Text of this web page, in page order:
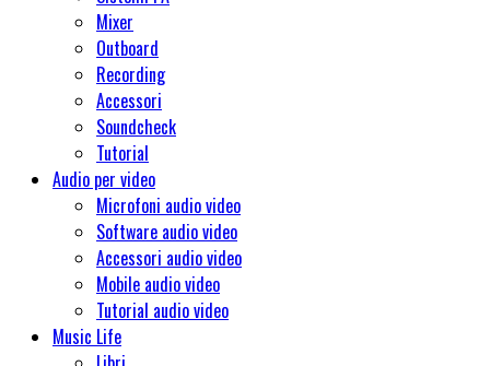
Mixer
Outboard
Recording
Accessori
Soundcheck
Tutorial
Audio per video
Microfoni audio video
Software audio video
Accessori audio video
Mobile audio video
Tutorial audio video
Music Life